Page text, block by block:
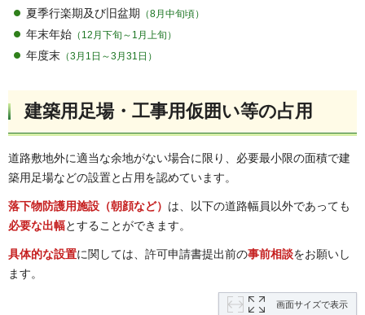
夏季行楽期及び旧盆期 （8月中旬頃）
年末年始 （12月下旬～1月上旬）
年度末 （3月1日～3月31日）
建築用足場・工事用仮囲い等の占用
道路敷地外に適当な余地がない場合に限り、必要最小限の面積で建
築用足場などの設置と占用を認めています。
落下物防護用施設（朝顔など） は、以下の道路幅員以外であっても
必要な出幅とすることができます。
具体的な設置に関しては、許可申請書提出前の事前相談をお願いし
ます。
画面サイズで表示